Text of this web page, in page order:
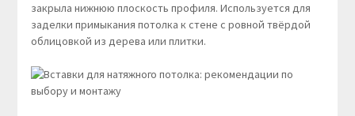
закрыла нижнюю плоскость профиля. Используется для
заделки примыкания потолка к стене с ровной твёрдой
облицовкой из дерева или плитки.